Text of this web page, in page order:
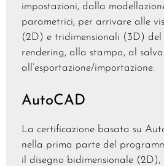
impostazioni, dalla
parametrici, per arrivare alle
(2D) e tridimensionali (3D) del
rendering, alla stampa, al
all’esportazione/importazione.
AutoCAD
La certificazione basata su
nella prima parte del
il disegno bidimensionale (2D),